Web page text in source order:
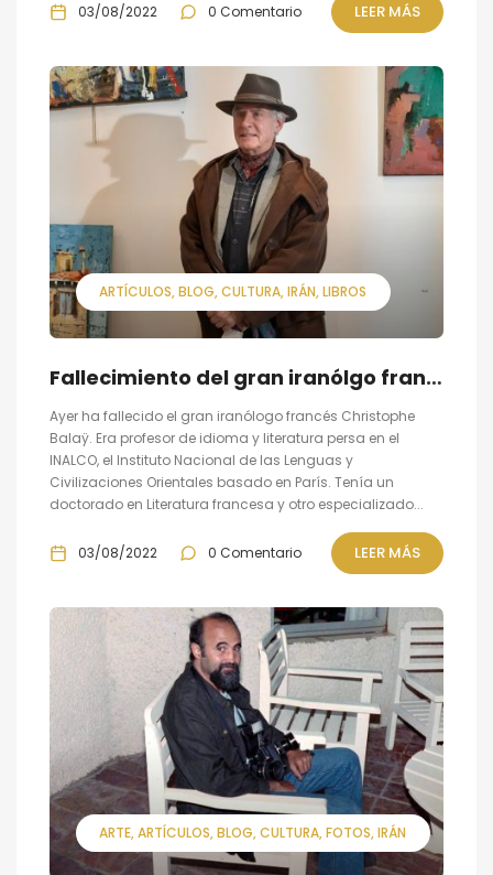
03/08/2022 0 Comentario LEER MÁS
ARTÍCULOS BLOG CULTURA IRÁN LIBROS
Fallecimiento del gran iranólgo francés Christophe Balaÿ
Ayer ha fallecido el gran iranólogo francés Christophe
Balaÿ. Era profesor de idioma y literatura persa en el
INALCO, el Instituto Nacional de las Lenguas y
Civilizaciones Orientales basado en París. Tenía un
doctorado en Literatura francesa y otro especializado...
03/08/2022 0 Comentario LEER MÁS
ARTE ARTÍCULOS BLOG CULTURA FOTOS IRÁN